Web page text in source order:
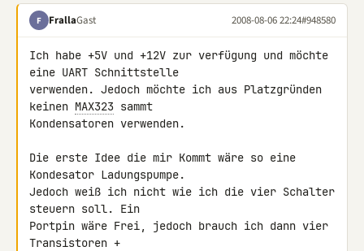
F FrallaGast 2008-08-06 22:24#948580
Ich habe +5V und +12V zur verfügung und möchte
eine UART Schnittstelle
verwenden. Jedoch möchte ich aus Platzgründen
keinen MAX323 sammt
Kondensatoren verwenden.
Die erste Idee die mir Kommt wäre so eine
Kondesator Ladungspumpe.
Jedoch weiß ich nicht wie ich die vier Schalter
steuern soll. Ein
Portpin wäre Frei, jedoch brauch ich dann vier
Transistoren +